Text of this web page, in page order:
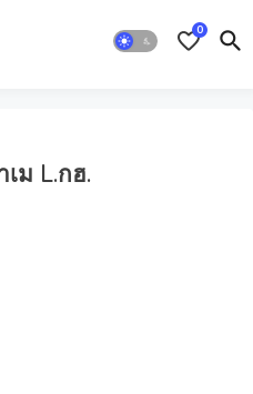
0
ม L.กฮ.